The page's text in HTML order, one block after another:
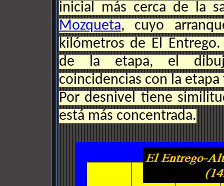
inicial más cerca de la
Mozqueta, cuyo
kilómetros de El
de la etapa, el
coincidencias con la etapa
Por desnivel tiene
está más concentrada.